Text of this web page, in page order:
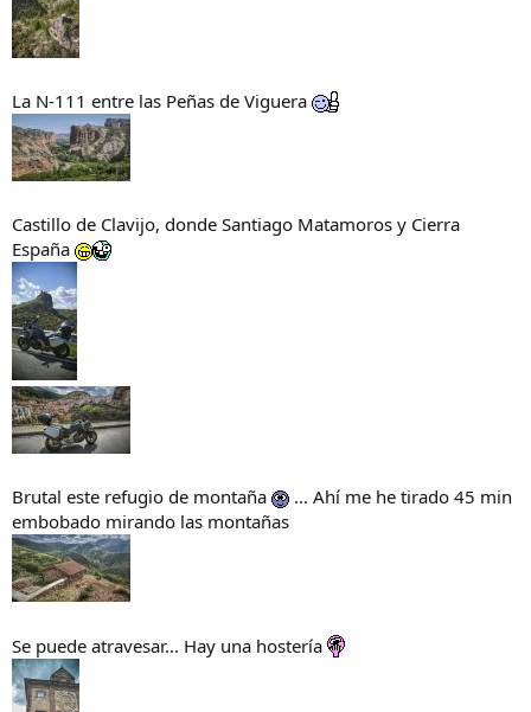
La N-111 entre las Peñas de Viguera
Castillo de Clavijo, donde Santiago Matamoros y Cierra
España
Brutal este refugio de montaña
... Ahí me he tirado 45 min
embobado mirando las montañas
Se puede atravesar... Hay una hostería